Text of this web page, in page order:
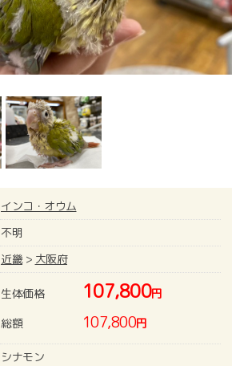
インコ・オウム
不明
近畿> 大阪府
生体価格 107,800円
総額
107,800円
シナモン